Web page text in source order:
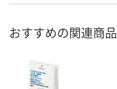
おすすめの関連商品